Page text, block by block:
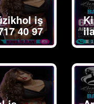
iş
40 97